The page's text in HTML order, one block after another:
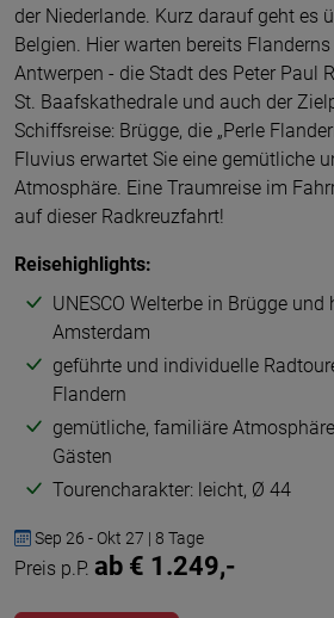
der Niederlande. Kurz darauf geht es
Belgien. Hier warten bereits
Antwerpen - die Stadt des Peter Paul
St. Baafskathedrale und auch der
Schiffsreise: Brügge, die „Perle
Fluvius erwartet Sie eine gemütliche
Atmosphäre. Eine Traumreise im
auf dieser Radkreuzfahrt!
Reisehighlights:
UNESCO Welterbe in Brügge
Amsterdam
geführte und individuelle
Flandern
gemütliche, familiäre
Gästen
Tourencharakter: leicht, Ø 44
Sep 26 - Okt 27 | 8 Tage
Preis p.P. ab € 1.249,-